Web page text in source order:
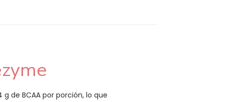
de BCAA por porción, lo que